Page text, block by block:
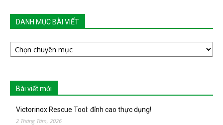
DANH MỤC BÀI VIẾT
DANH
MỤC
Bài viết mới
Victorinox Rescue Tool: đỉnh cao thực dụng!
2 Tháng Tám, 2026